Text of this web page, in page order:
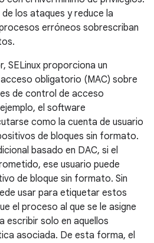
los ataques y reduce la
erróneos sobrescriban
SELinux proporciona un
obligatorio (MAC) sobre
de control de acceso
el software
como la cuenta de usuario
de bloques sin formato.
basado en DAC, si el
ese usuario puede
de bloque sin formato. Sin
usar para etiquetar estos
el proceso al que se le asigne
escribir solo en aquellos
asociada. De esta forma, el